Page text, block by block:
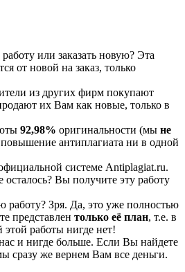
или заказать новую? Эта
от новой на заказ, только
из других фирм покупают
их Вам как новые, только в
92,98% оригинальности (мы не
повышение антиплагиата ни в одной
системе Аntiplagiat.ru.
Вы получите эту работу
работу? Зря. Да, это уже полностью
представлен только её план, т.е. в
этой работы нигде нет!
и нигде больше. Если Вы найдете
сразу же вернем Вам все деньги.